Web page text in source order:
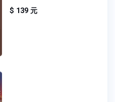
$ 139 元